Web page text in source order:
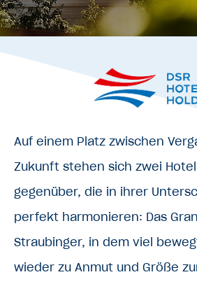
Auf einem Platz zwischen
Zukunft stehen sich zwei
gegenüber, die in ihrer
perfekt harmonieren: Das
Straubinger, in dem viel
wieder zu Anmut und Größe